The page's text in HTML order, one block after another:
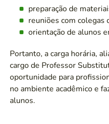
preparação de
reuniões com colegas
orientação de alunos
Portanto, a carga horária,
cargo de Professor
oportunidade para
no ambiente acadêmico e
alunos.